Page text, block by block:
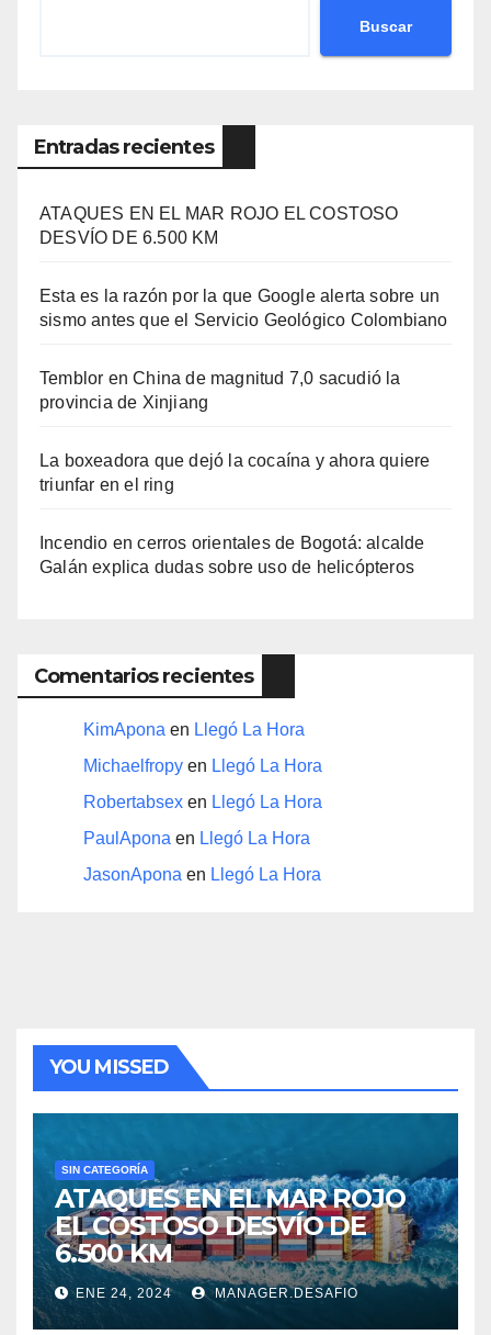
Buscar
Entradas recientes
ATAQUES EN EL MAR ROJO EL COSTOSO
DESVÍO DE 6.500 KM
Esta es la razón por la que Google alerta sobre un
sismo antes que el Servicio Geológico Colombiano
Temblor en China de magnitud 7,0 sacudió la
provincia de Xinjiang
La boxeadora que dejó la cocaína y ahora quiere
triunfar en el ring​
Incendio en cerros orientales de Bogotá: alcalde
Galán explica dudas sobre uso de helicópteros
Comentarios recientes
KimApona en Llegó La Hora
Michaelfropy en Llegó La Hora
Robertabsex en Llegó La Hora
PaulApona en Llegó La Hora
JasonApona en Llegó La Hora
YOU MISSED
SIN CATEGORÍA
ATAQUES EN EL MAR ROJO
EL COSTOSO DESVÍO DE
6.500 KM
ENE 24, 2024 MANAGER.DESAFIO